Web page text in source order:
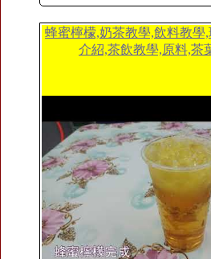
蜂蜜檸檬,奶茶教學,飲料教學
介紹,茶飲教學,原料,茶